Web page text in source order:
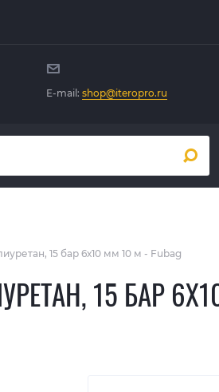
E-mail:shop@iteropro.ru
15 бар 6х10 мм 10 м - Fubag
15 БАР